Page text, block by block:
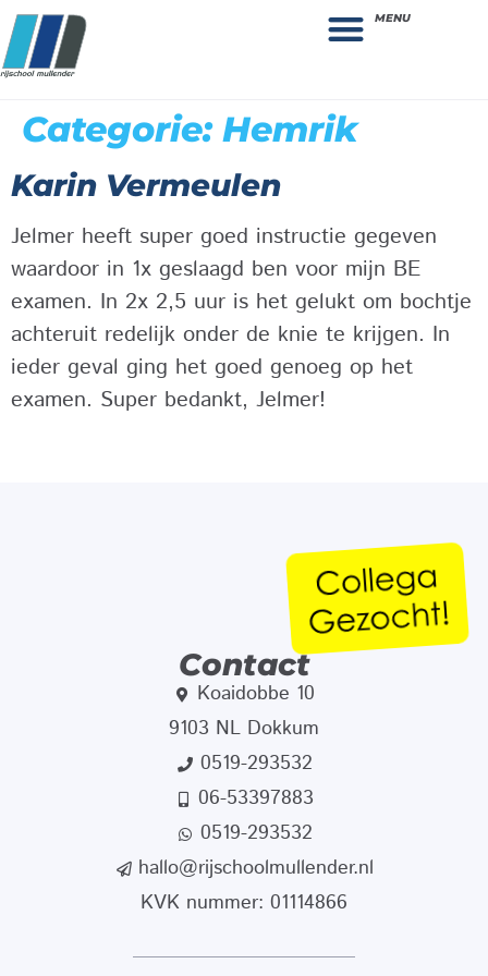
MENU
Categorie: Hemrik
Karin Vermeulen
Jelmer heeft super goed instructie gegeven
waardoor in 1x geslaagd ben voor mijn BE
examen. In 2x 2,5 uur is het gelukt om bochtje
achteruit redelijk onder de knie te krijgen. In
ieder geval ging het goed genoeg op het
examen. Super bedankt, Jelmer!
Contact
Koaidobbe 10
9103 NL Dokkum
0519-293532
06-53397883
0519-293532
hallo@rijschoolmullender.nl
KVK nummer: 01114866